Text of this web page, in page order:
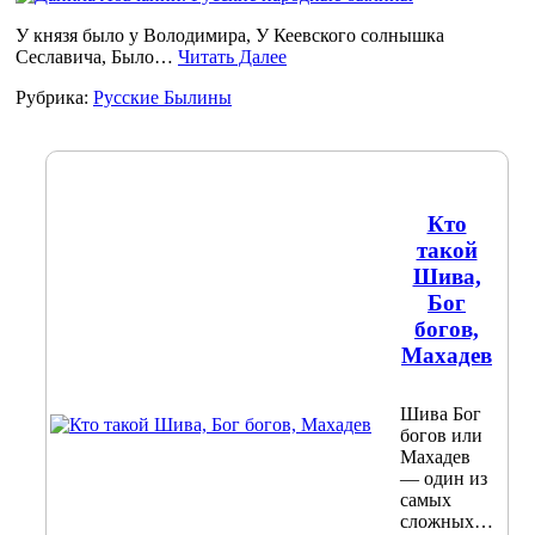
У князя было у Володимира, У Кеевского солнышка
Сеславича, Было… Читать Далее
Рубрика: Русские Былины
Кто
такой
Шива,
Бог
богов,
Махадев
Шива Бог
богов или
Махадев
— один из
самых
сложных…